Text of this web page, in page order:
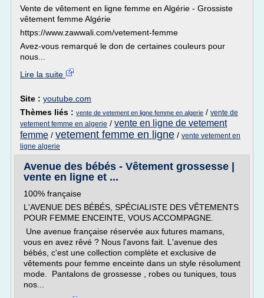
Vente de vêtement en ligne femme en Algérie - Grossiste
vêtement femme Algérie
https://www.zawwali.com/vetement-femme
Avez-vous remarqué le don de certaines couleurs pour
nous...
Lire la suite
Site : youtube.com
Thèmes liés : vente de vetement en ligne femme en algerie / vente de
vetement femme en algerie / vente en ligne de vetement
femme / vetement femme en ligne / vente vetement en
ligne algerie
Avenue des bébés - Vêtement grossesse |
vente en ligne et ...
100% française
L'AVENUE DES BÉBÉS, SPÉCIALISTE DES VÊTEMENTS
POUR FEMME ENCEINTE, VOUS ACCOMPAGNE.
Une avenue française réservée aux futures mamans,
vous en avez rêvé ? Nous l'avons fait. L'avenue des
bébés, c'est une collection complète et exclusive de
vêtements pour femme enceinte dans un style résolument
mode. Pantalons de grossesse , robes ou tuniques, tous
nos...